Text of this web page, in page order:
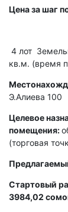
Цена за шаг
4 лот
кв.м. (время
Э.Алиева 100
Целевое
помещения:
(торговая
Стартовый
3984,02